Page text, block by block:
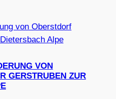
VON
GERSTRUBEN ZUR